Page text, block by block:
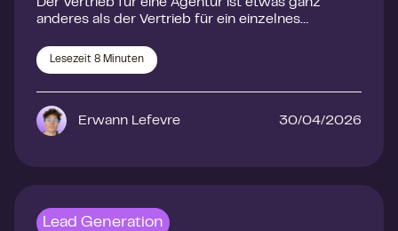
Der Vertrieb für eine Agentur ist etwas ganz
anderes als der Vertrieb für ein einzelnes…
Lesezeit 8 Minuten
Erwann Lefevre 30/04/2026
Lead Generation